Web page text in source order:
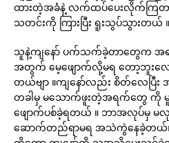
ထားတဲ့အခံနဲ့ လက်ထပ်ပေးလိုက်ကြတာ
သတင်းကို ကြားပြီး ရူးသွပ်သွားတယ် ။
သူနဲ့ကျနော် ပက်သက်ခဲ့တာတွေက အရာ
အတွက် မေ့ဖျောက်လို့မရ တော့ဘူးလေ
တယ်ဗျာ ။ကျနော်လည်း စိတ်လေ
တခါမှ မသောက်ဖူးတဲ့အရက်တွေ ကို မူ
ဖျောက်ပစ်ခဲ့ရတယ် ။ ဘာအလုပ်မှ မ
ဆောက်တည်ရာမရ အသဲကွဲနေခဲ့တယ်